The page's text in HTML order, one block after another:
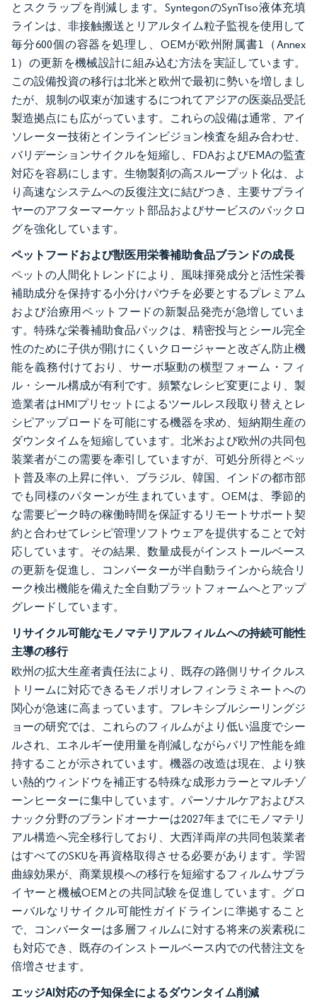
とスクラップを削減します。SyntegonのSynTiso液体充填
ラインは、非接触搬送とリアルタイム粒子監視を使用して
毎分600個の容器を処理し、OEMが欧州附属書1（Annex
1）の更新を機械設計に組み込む方法を実証しています。
この設備投資の移行は北米と欧州で最初に勢いを増しまし
たが、規制の収束が加速するにつれてアジアの医薬品受託
製造拠点にも広がっています。これらの設備は通常、アイ
ソレーター技術とインラインビジョン検査を組み合わせ、
バリデーションサイクルを短縮し、FDAおよびEMAの監査
対応を容易にします。生物製剤の高スループット化は、よ
り高速なシステムへの反復注文に結びつき、主要サプライ
ヤーのアフターマーケット部品およびサービスのバックロ
グを強化しています。
ペットフードおよび獣医用栄養補助食品ブランドの成長
ペットの人間化トレンドにより、風味揮発成分と活性栄養
補助成分を保持する小分けパウチを必要とするプレミアム
および治療用ペットフードの新製品発売が急増していま
す。特殊な栄養補助食品パックは、精密投与とシール完全
性のために子供が開けにくいクロージャーと改ざん防止機
能を義務付けており、サーボ駆動の横型フォーム・フィ
ル・シール構成が有利です。頻繁なレシピ変更により、製
造業者はHMIプリセットによるツールレス段取り替えとレ
シピアップロードを可能にする機器を求め、短納期生産の
ダウンタイムを短縮しています。北米および欧州の共同包
装業者がこの需要を牽引していますが、可処分所得とペッ
ト普及率の上昇に伴い、ブラジル、韓国、インドの都市部
でも同様のパターンが生まれています。OEMは、季節的
な需要ピーク時の稼働時間を保証するリモートサポート契
約と合わせてレシピ管理ソフトウェアを提供することで対
応しています。その結果、数量成長がインストールベース
の更新を促進し、コンバーターが半自動ラインから統合リ
ーク検出機能を備えた全自動プラットフォームへとアップ
グレードしています。
リサイクル可能なモノマテリアルフィルムへの持続可能性
主導の移行
欧州の拡大生産者責任法により、既存の路側リサイクルス
トリームに対応できるモノポリオレフィンラミネートへの
関心が急速に高まっています。フレキシブルシーリングジ
ョーの研究では、これらのフィルムがより低い温度でシー
ルされ、エネルギー使用量を削減しながらバリア性能を維
持することが示されています。機器の改造は現在、より狭
い熱的ウィンドウを補正する特殊な成形カラーとマルチゾ
ーンヒーターに集中しています。パーソナルケアおよびス
ナック分野のブランドオーナーは2027年までにモノマテリ
アル構造へ完全移行しており、大西洋両岸の共同包装業者
はすべてのSKUを再資格取得させる必要があります。学習
曲線効果が、商業規模への移行を短縮するフィルムサプラ
イヤーと機械OEMとの共同試験を促進しています。グロ
ーバルなリサイクル可能性ガイドラインに準拠すること
で、コンバーターは多層フィルムに対する将来の炭素税に
も対応でき、既存のインストールベース内での代替注文を
倍増させます。
エッジAI対応の予知保全によるダウンタイム削減